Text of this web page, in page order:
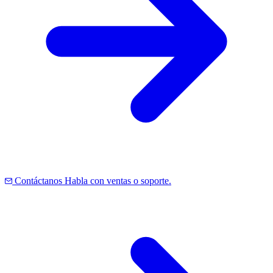
Contáctanos Habla con ventas o soporte.